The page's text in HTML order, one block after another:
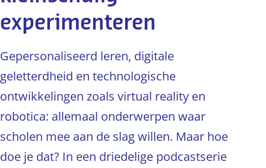
experimenteren
Gepersonaliseerd leren, digitale
geletterdheid en technologische
ontwikkelingen zoals virtual reality en
robotica: allemaal onderwerpen waar
scholen mee aan de slag willen. Maar hoe
doe je dat? In een driedelige podcastserie